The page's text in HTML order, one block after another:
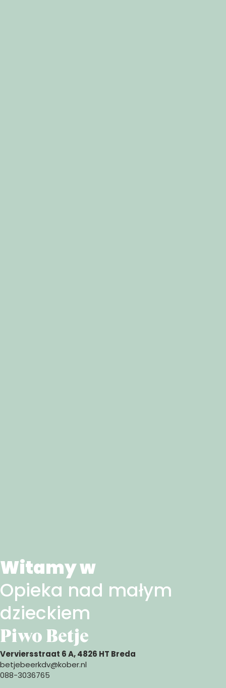
Witamy w
Opieka nad małym
dzieckiem
Piwo Betje
Verviersstraat 6 A, 4826 HT Breda
betjebeerkdv@kober.nl
088-3036765